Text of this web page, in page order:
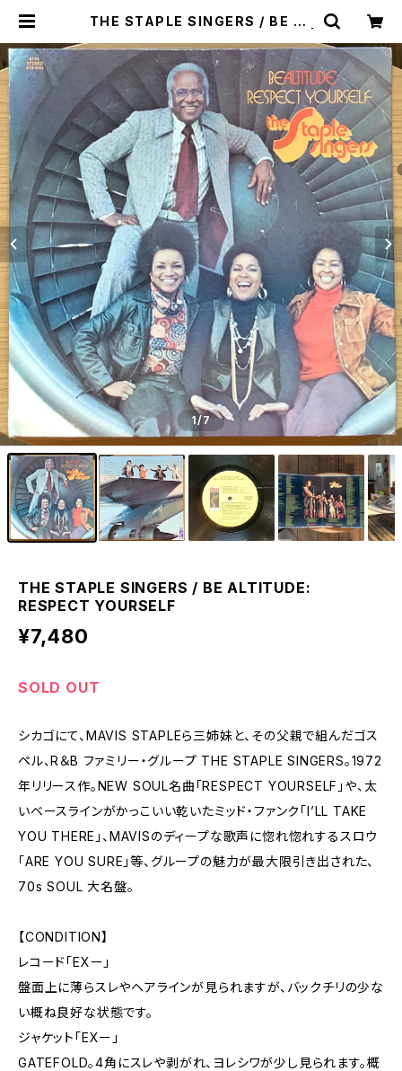
THE STAPLE SINGERS / BE AL
Plastic Soul Records
1/7
THE STAPLE SINGERS / BE ALTITUDE:
RESPECT YOURSELF
¥7,480
SOLD OUT
シカゴにて、MAVIS STAPLEら三姉妹と、その父親で組んだゴス
ペル、R＆B ファミリー・グループ THE STAPLE SINGERS。1972
年リリース作。NEW SOUL名曲「RESPECT YOURSELF」や、太
いベースラインがかっこいい乾いたミッド・ファンク「I’LL TAKE
YOU THERE」、MAVISのディープな歌声に惚れ惚れするスロウ
「ARE YOU SURE」等、グループの魅力が最大限引き出された、
70s SOUL 大名盤。
【CONDITION】
レコード「EXー」
盤面上に薄らスレやヘアラインが見られますが、バックチリの少な
い概ね良好な状態です。
ジャケット「EXー」
GATEFOLD。4角にスレや剥がれ、ヨレシワが少し見られます。概